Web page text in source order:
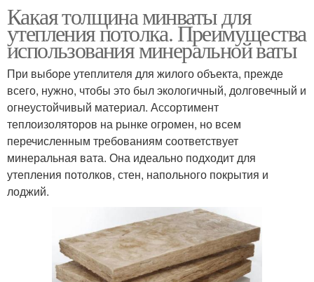
Какая толщина минваты для
утепления потолка. Преимущества
использования минеральной ваты
При выборе утеплителя для жилого объекта, прежде
всего, нужно, чтобы это был экологичный, долговечный и
огнеустойчивый материал. Ассортимент
теплоизоляторов на рынке огромен, но всем
перечисленным требованиям соответствует
минеральная вата. Она идеально подходит для
утепления потолков, стен, напольного покрытия и
лоджий.